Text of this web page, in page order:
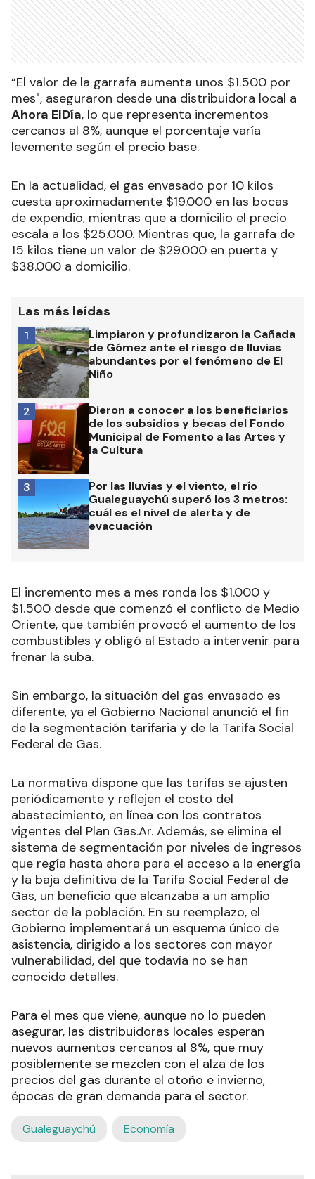
“El valor de la garrafa aumenta unos $1.500 por
mes", aseguraron desde una distribuidora local a
Ahora ElDía, lo que representa incrementos
cercanos al 8%, aunque el porcentaje varía
levemente según el precio base.
En la actualidad, el gas envasado por 10 kilos
cuesta aproximadamente $19.000 en las bocas
de expendio, mientras que a domicilio el precio
escala a los $25.000. Mientras que, la garrafa de
15 kilos tiene un valor de $29.000 en puerta y
$38.000 a domicilio.
Las más leídas
Limpiaron y profundizaron la Cañada
de Gómez ante el riesgo de lluvias
abundantes por el fenómeno de El
Niño
1
Dieron a conocer a los beneficiarios
de los subsidios y becas del Fondo
Municipal de Fomento a las Artes y
la Cultura
2
Por las lluvias y el viento, el río
Gualeguaychú superó los 3 metros:
cuál es el nivel de alerta y de
evacuación
3
El incremento mes a mes ronda los $1.000 y
$1.500 desde que comenzó el conflicto de Medio
Oriente, que también provocó el aumento de los
combustibles y obligó al Estado a intervenir para
frenar la suba.
Sin embargo, la situación del gas envasado es
diferente, ya el Gobierno Nacional anunció el fin
de la segmentación tarifaria y de la Tarifa Social
Federal de Gas.
La normativa dispone que las tarifas se ajusten
periódicamente y reflejen el costo del
abastecimiento, en línea con los contratos
vigentes del Plan Gas.Ar. Además, se elimina el
sistema de segmentación por niveles de ingresos
que regía hasta ahora para el acceso a la energía
y la baja definitiva de la Tarifa Social Federal de
Gas, un beneficio que alcanzaba a un amplio
sector de la población. En su reemplazo, el
Gobierno implementará un esquema único de
asistencia, dirigido a los sectores con mayor
vulnerabilidad, del que todavía no se han
conocido detalles.
Para el mes que viene, aunque no lo pueden
asegurar, las distribuidoras locales esperan
nuevos aumentos cercanos al 8%, que muy
posiblemente se mezclen con el alza de los
precios del gas durante el otoño e invierno,
épocas de gran demanda para el sector.
Gualeguaychú Economía